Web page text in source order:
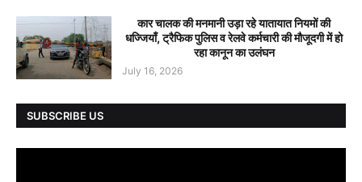
कार चालक की मनमानी उड़ा रहे यातायात नियमों की
धज्जियाँ, ट्रैफिक पुलिस व रेलवे कर्मचारी की मौजूदगी में हो
रहा कानून का उलंघन
July 16, 2026
SUBSCRIBE US